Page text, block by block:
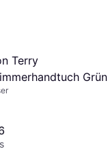
Terry
Grün